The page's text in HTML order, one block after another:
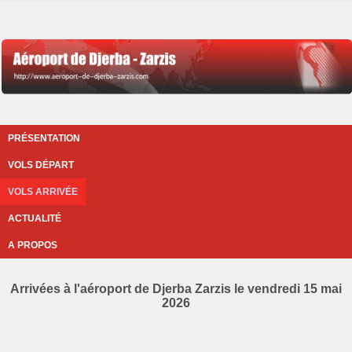
PRÉSENTATION
VOLS DÉPART
VOLS ARRIVÉE
ACTUALITÉ
A PROPOS
Arrivées à l'aéroport de Djerba Zarzis le vendredi 15 mai
2026